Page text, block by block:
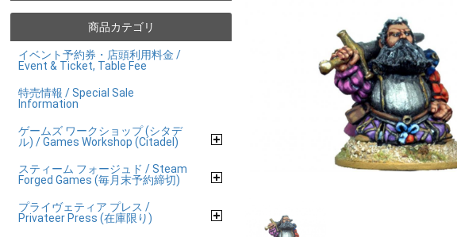
商品カテゴリ
イベント予約券・店頭利用料金 /
Event & Ticket, Table Fee
特売情報 / Special Sale
Information
ゲームズ ワークショップ (シタデ
ル) / Games Workshop (Citadel)
スティーム フォージュド / Steam
Forged Games (毎月末予約締切)
プライヴェティア プレス /
Privateer Press (在庫限り)